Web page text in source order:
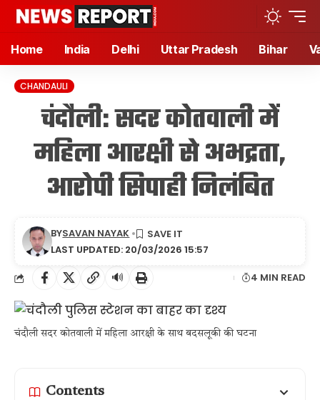
Home India Delhi Uttar Pradesh Bihar
CHANDAULI
चंदौली: सदर कोतवाली में
महिला आरक्षी से अभद्रता,
आरोपी सिपाही निलंबित
LAST UPDATED: 20/03/2026 15:57
BYSAVAN NAYAK
🔊 4 MIN READ
चंदौली सदर कोतवाली में महिला आरक्षी के साथ बदसलूकी की घटना
Contents